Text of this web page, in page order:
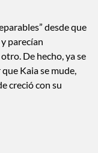
desde que
parecían
De hecho, ya se
Kaia se mude,
creció con su